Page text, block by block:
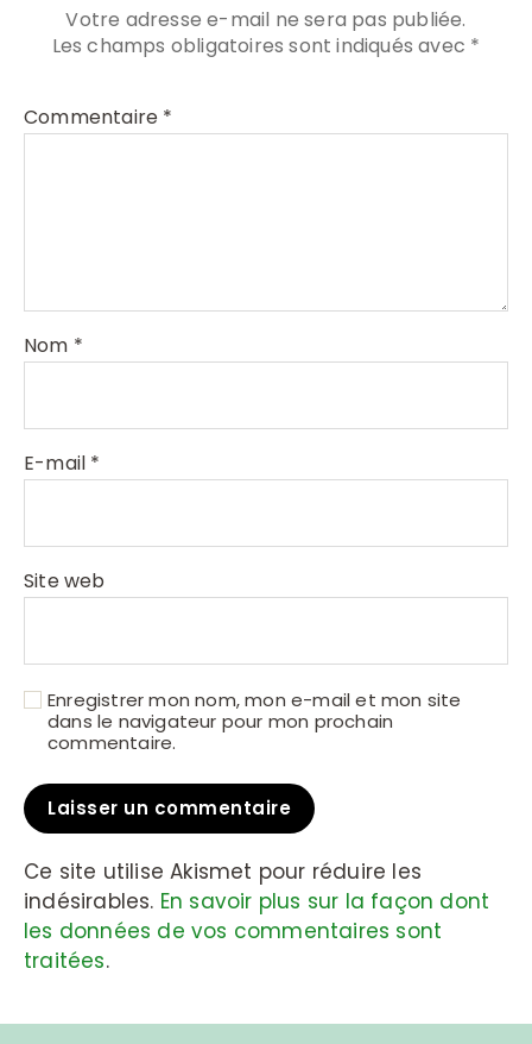
Votre adresse e-mail ne sera pas publiée.
Les champs obligatoires sont indiqués avec *
Commentaire *
Nom *
E-mail *
Site web
Enregistrer mon nom, mon e-mail et mon site
dans le navigateur pour mon prochain
commentaire.
Ce site utilise Akismet pour réduire les
indésirables. En savoir plus sur la façon dont
les données de vos commentaires sont
traitées.